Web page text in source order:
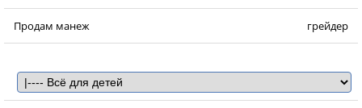
Продам манеж грейдер